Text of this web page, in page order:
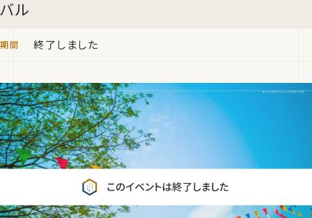
バル
終了しました